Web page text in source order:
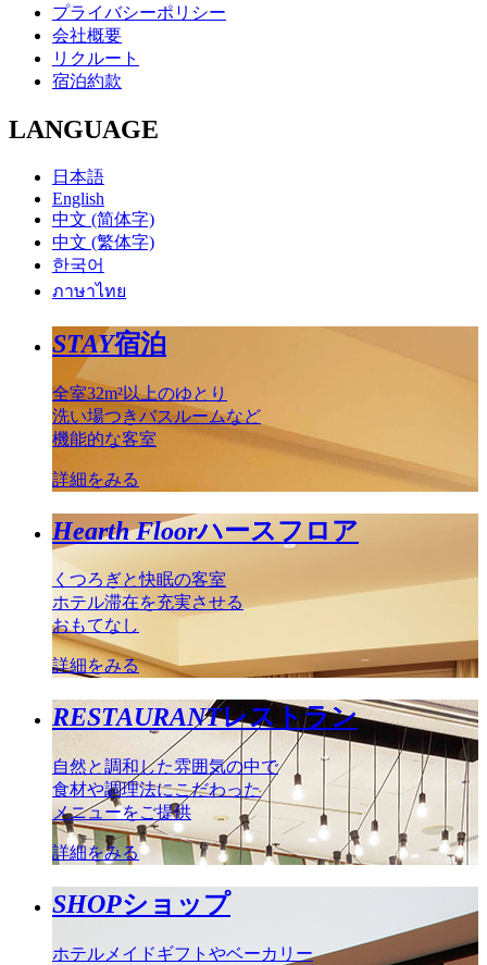
プライバシーポリシー
会社概要
リクルート
宿泊約款
LANGUAGE
日本語
English
中文 (简体字)
中文 (繁体字)
한국어
ภาษาไทย
STAY宿泊
全室32m²以上のゆとり
洗い場つきバスルームなど
機能的な客室
詳細をみる
Hearth Floorハースフロア
くつろぎと快眠の客室
ホテル滞在を充実させる
おもてなし
詳細をみる
RESTAURANTレストラン
自然と調和した雰囲気の中で
食材や調理法にこだわった
メニューをご提供
詳細をみる
SHOPショップ
ホテルメイドギフトやベーカリー